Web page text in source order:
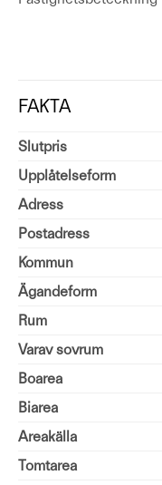
FAKTA
Slutpris
Upplåtelseform
Adress
Postadress
Kommun
Ägandeform
Rum
Varav sovrum
Boarea
Biarea
Areakälla
Tomtarea